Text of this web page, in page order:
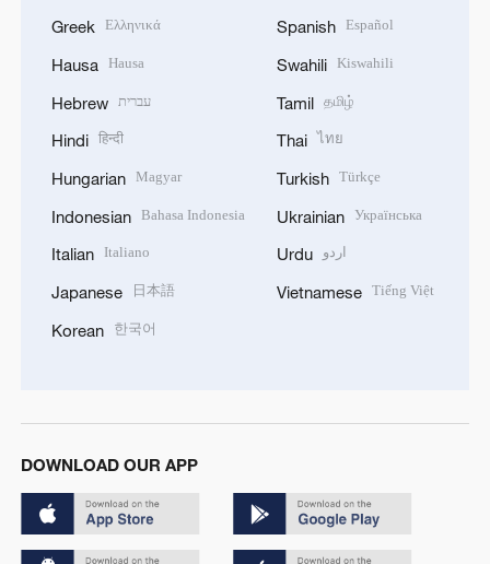
Greek Ελληνικά
Hausa Hausa
Hebrew עברית
Hindi हिन्दी
Hungarian Magyar
Indonesian Bahasa Indonesia
Italian Italiano
Japanese 日本語
Korean 한국어
Spanish Español
Swahili Kiswahili
Tamil தமிழ்
Thai ไทย
Turkish Türkçe
Ukrainian Українська
Urdu اردو
Vietnamese Tiếng Việt
DOWNLOAD OUR APP